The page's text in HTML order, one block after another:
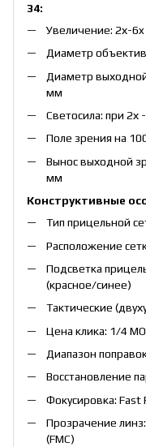
34:
Увеличение: 2х-6x
Диаметр
Диаметр
мм
Светосила: при 2х
Поле зрения на
Вынос выходной
мм
Конструктивные
Тип прицельной
Расположение
Подсветка
(красное/синее)
Тактические
Цена клика: 1/4
Диапазон
Восстановление
Фокусировка: Fast
Прозрачение
(FMC)